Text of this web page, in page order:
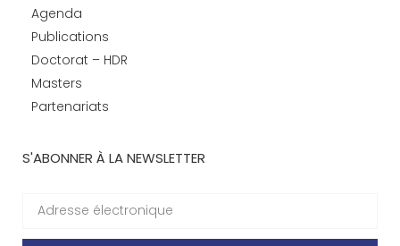
Agenda
Publications
Doctorat – HDR
Masters
Partenariats
S'ABONNER À LA NEWSLETTER